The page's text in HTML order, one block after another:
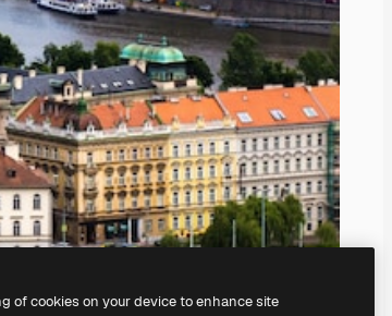
of cookies on your device to enhance site